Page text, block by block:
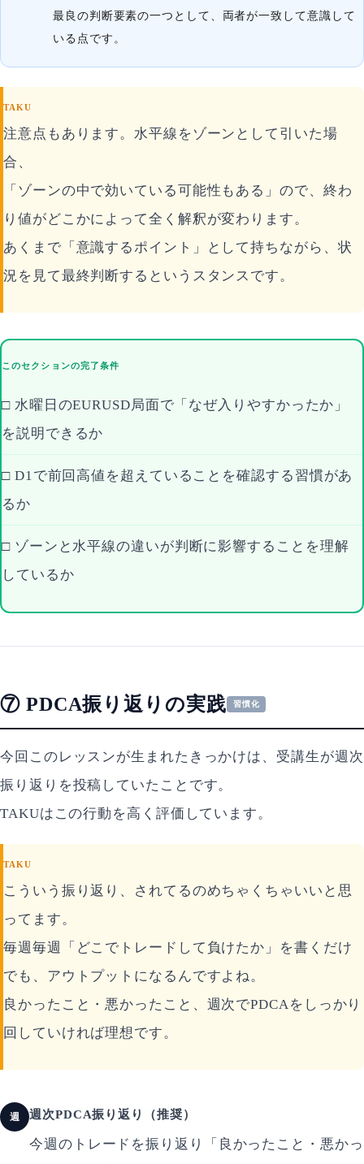
最良の判断要素の一つとして、両者が一致して意識して
いる点です。
TAKU
注意点もあります。水平線をゾーンとして引いた場
合、
「ゾーンの中で効いている可能性もある」ので、終わ
り値がどこかによって全く解釈が変わります。
あくまで「意識するポイント」として持ちながら、状
況を見て最終判断するというスタンスです。
このセクションの完了条件
□ 水曜日のEURUSD局面で「なぜ入りやすかったか」
を説明できるか
□ D1で前回高値を超えていることを確認する習慣があ
るか
□ ゾーンと水平線の違いが判断に影響することを理解
しているか
⑦ PDCA振り返りの実践 習慣化
今回このレッスンが生まれたきっかけは、受講生が週次
振り返りを投稿していたことです。
TAKUはこの行動を高く評価しています。
TAKU
こういう振り返り、されてるのめちゃくちゃいいと思
ってます。
毎週毎週「どこでトレードして負けたか」を書くだけ
でも、アウトプットになるんですよね。
良かったこと・悪かったこと、週次でPDCAをしっかり
回していければ理想です。
週 週次PDCA振り返り（推奨）
今週のトレードを振り返り「良かったこと・悪かっ